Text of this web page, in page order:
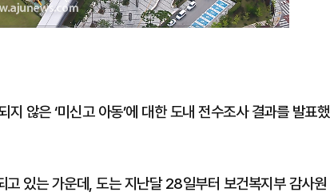
않은 ‘미신고 아동’에 대한 도내 전수조사 결과를 발표했
있는 가운데, 도는 지난달 28일부터 보건복지부 감사원